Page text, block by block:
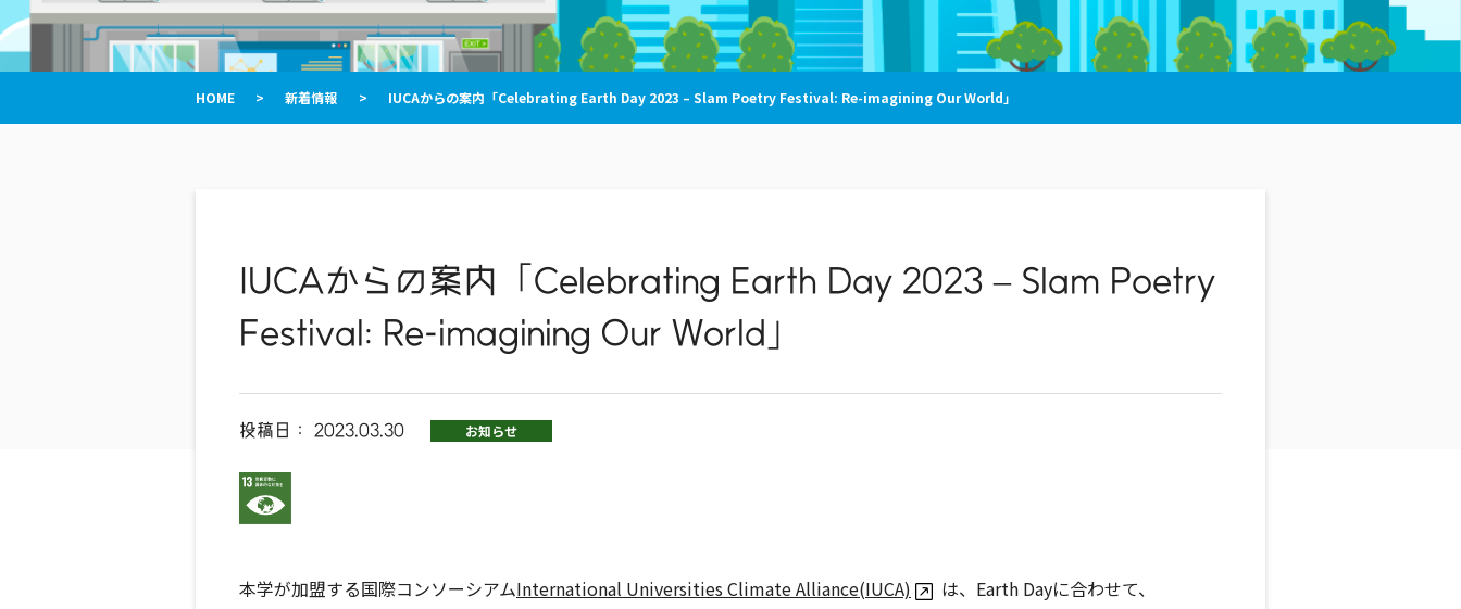
HOME > 新着情報 > IUCAからの案内「Celebrating Earth Day 2023 – Slam Poetry Festival: Re-imagining Our World」
IUCAからの案内「Celebrating Earth Day 2023 – Slam Poetry
Festival: Re-imagining Our World」
投稿日： 2023.03.30 お知らせ
本学が加盟する国際コンソーシアムInternational Universities Climate Alliance(IUCA)
は、Earth Dayに合わせて、